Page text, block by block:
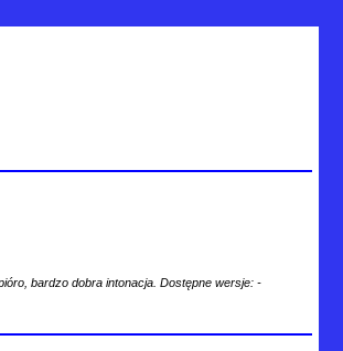
bardzo dobra intonacja. Dostępne wersje: -